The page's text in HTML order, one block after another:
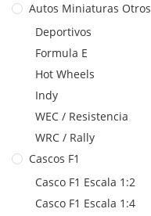
Autos Miniaturas Otros
Deportivos
Formula E
Hot Wheels
Indy
WEC / Resistencia
WRC / Rally
Cascos F1
Casco F1 Escala 1:2
Casco F1 Escala 1:4